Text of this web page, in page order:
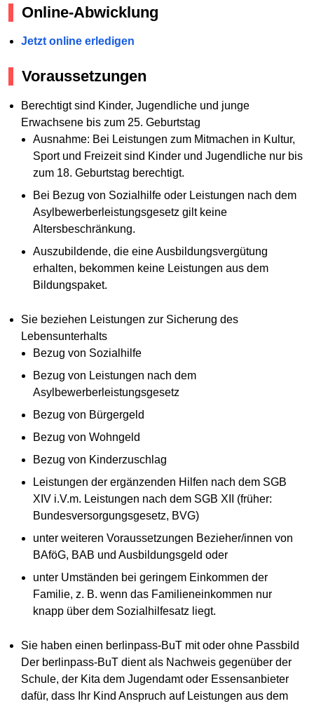
Online-Abwicklung
Jetzt online erledigen
Voraussetzungen
Berechtigt sind Kinder, Jugendliche und junge
Erwachsene bis zum 25. Geburtstag
Ausnahme: Bei Leistungen zum Mitmachen in Kultur,
Sport und Freizeit sind Kinder und Jugendliche nur bis
zum 18. Geburtstag berechtigt.
Bei Bezug von Sozialhilfe oder Leistungen nach dem
Asylbewerberleistungsgesetz gilt keine
Altersbeschränkung.
Auszubildende, die eine Ausbildungsvergütung
erhalten, bekommen keine Leistungen aus dem
Bildungspaket.
Sie beziehen Leistungen zur Sicherung des
Lebensunterhalts
Bezug von Sozialhilfe
Bezug von Leistungen nach dem
Asylbewerberleistungsgesetz
Bezug von Bürgergeld
Bezug von Wohngeld
Bezug von Kinderzuschlag
Leistungen der ergänzenden Hilfen nach dem SGB
XIV i.V.m. Leistungen nach dem SGB XII (früher:
Bundesversorgungsgesetz, BVG)
unter weiteren Voraussetzungen Bezieher/innen von
BAföG, BAB und Ausbildungsgeld oder
unter Umständen bei geringem Einkommen der
Familie, z. B. wenn das Familieneinkommen nur
knapp über dem Sozialhilfesatz liegt.
Sie haben einen berlinpass-BuT mit oder ohne Passbild
Der berlinpass-BuT dient als Nachweis gegenüber der
Schule, der Kita dem Jugendamt oder Essensanbieter
dafür, dass Ihr Kind Anspruch auf Leistungen aus dem